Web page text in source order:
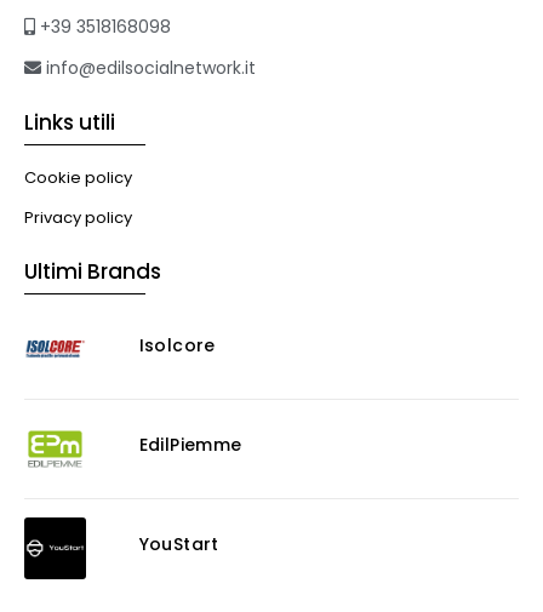
+39 3518168098
info@edilsocialnetwork.it
Links utili
Cookie policy
Privacy policy
Ultimi Brands
Isolcore
EdilPiemme
YouStart